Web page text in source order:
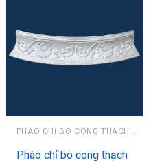
Phào chỉ bo cong thạch